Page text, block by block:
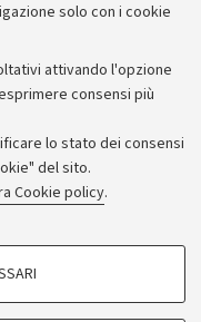
solo con i cookie
attivando l'opzione
consensi più
lo stato dei consensi
del sito.
Cookie policy.